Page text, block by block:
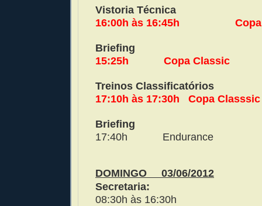
Vistoria Técnica
16:00h às 16:45h
Briefing
15:25h
Copa Classic
Treinos Classificatórios
17:10h às 17:30h
Copa Classsic
Briefing
17:40h
Endurance
DOMINGO
03/06/2012
Secretaria:
08:30h às 16:30h